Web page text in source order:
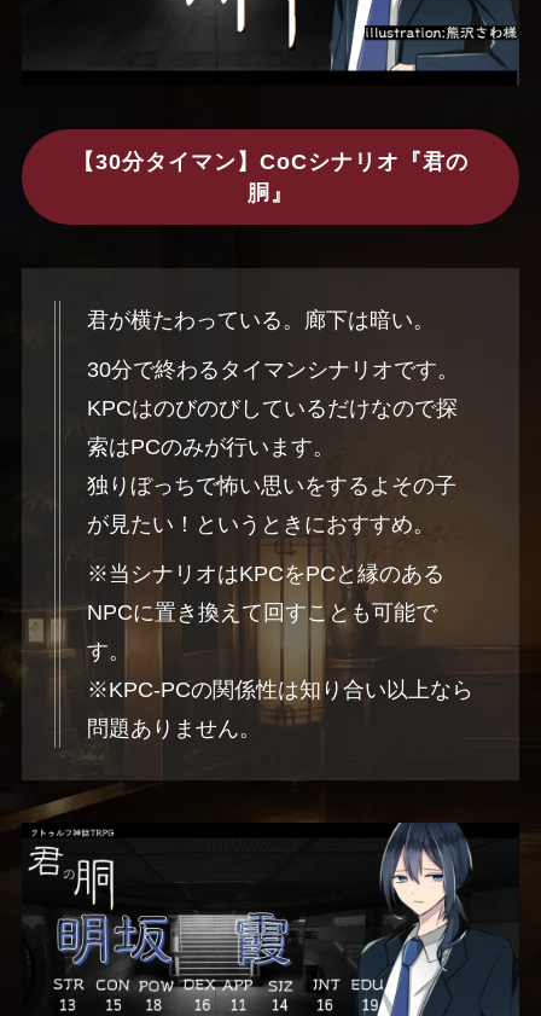
【30分タイマン】CoCシナリオ『君の
胴』
君が横たわっている。廊下は暗い。
30分で終わるタイマンシナリオです。
KPCはのびのびしているだけなので探
索はPCのみが行います。
独りぼっちで怖い思いをするよその子
が見たい！というときにおすすめ。
※当シナリオはKPCをPCと縁のある
NPCに置き換えて回すことも可能で
す。
※KPC-PCの関係性は知り合い以上なら
問題ありません。